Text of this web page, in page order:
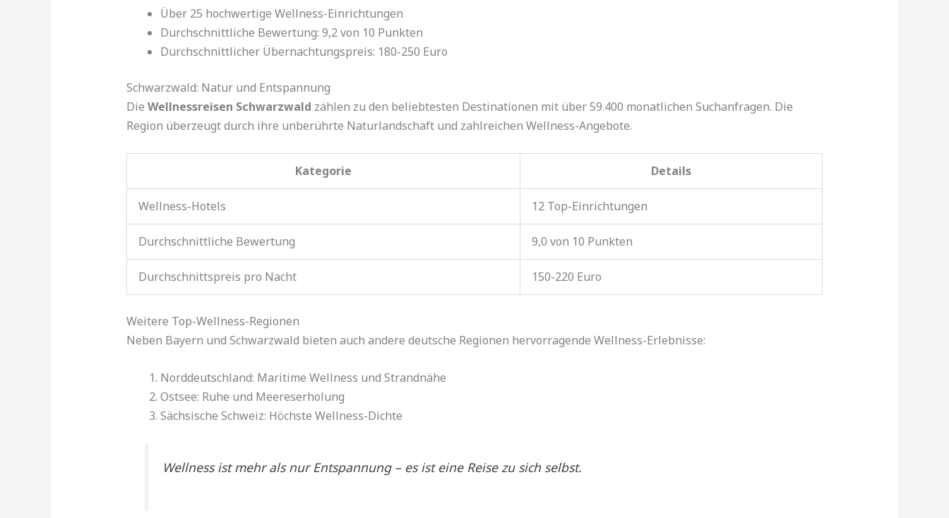
Über 25 hochwertige Wellness-Einrichtungen
Durchschnittliche Bewertung: 9,2 von 10 Punkten
Durchschnittlicher Übernachtungspreis: 180-250 Euro
Schwarzwald: Natur und Entspannung
Die Wellnessreisen Schwarzwald zählen zu den beliebtesten Destinationen mit über 59.400 monatlichen Suchanfragen. Die
Region überzeugt durch ihre unberührte Naturlandschaft und zahlreichen Wellness-Angebote.
Kategorie Details
Wellness-Hotels 12 Top-Einrichtungen
Durchschnittliche Bewertung 9,0 von 10 Punkten
Durchschnittspreis pro Nacht 150-220 Euro
Weitere Top-Wellness-Regionen
Neben Bayern und Schwarzwald bieten auch andere deutsche Regionen hervorragende Wellness-Erlebnisse:
Norddeutschland: Maritime Wellness und Strandnähe
Ostsee: Ruhe und Meereserholung
Sächsische Schweiz: Höchste Wellness-Dichte
Wellness ist mehr als nur Entspannung – es ist eine Reise zu sich selbst.